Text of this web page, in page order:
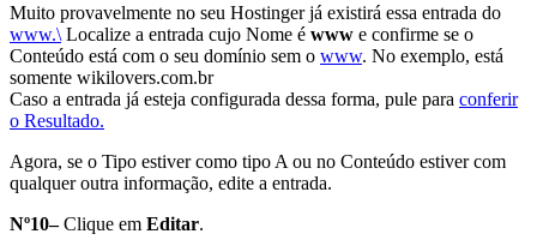
Muito provavelmente no seu Hostinger já existirá essa entrada do
www.\ Localize a entrada cujo Nome é www e confirme se o
Conteúdo está com o seu domínio sem o www. No exemplo, está
somente wikilovers.com.br
Caso a entrada já esteja configurada dessa forma, pule para conferir
o Resultado.
Agora, se o Tipo estiver como tipo A ou no Conteúdo estiver com
qualquer outra informação, edite a entrada.
Nº10–Clique em Editar.